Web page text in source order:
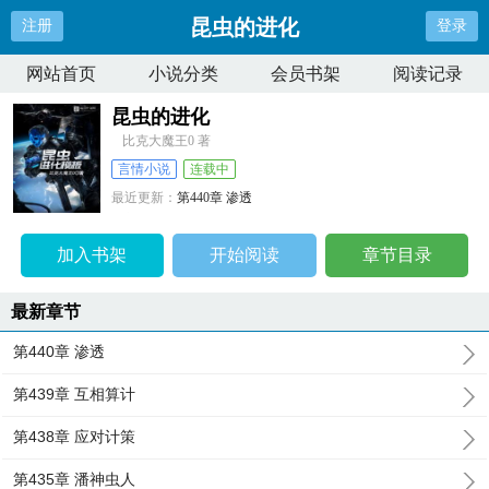
注册 昆虫的进化 登录
网站首页 小说分类 会员书架 阅读记录
昆虫的进化
比克大魔王0 著
言情小说
连载中
最近更新：第440章 渗透
加入书架 开始阅读 章节目录
最新章节
第440章 渗透
第439章 互相算计
第438章 应对计策
第435章 潘神虫人